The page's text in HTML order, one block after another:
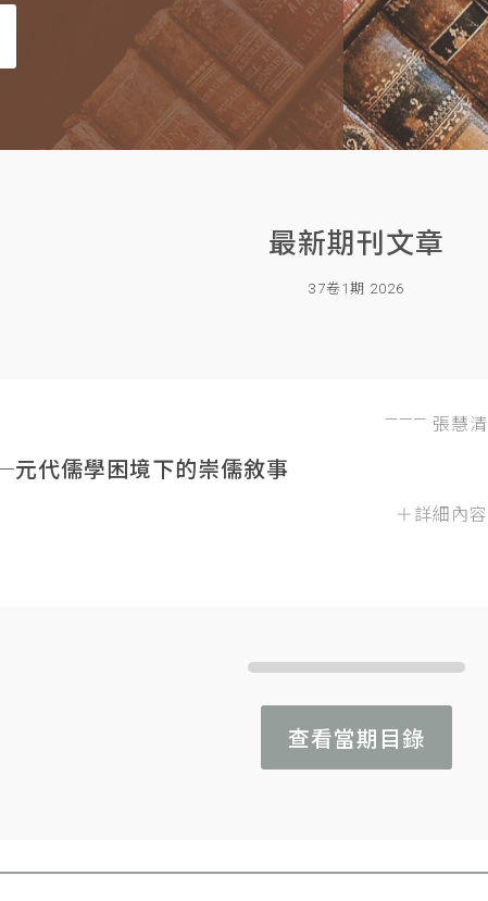
最新期刊文章
37卷1期 2026
張慧清
代儒學困境下的崇儒敘事
＋詳細內容
查看當期目錄